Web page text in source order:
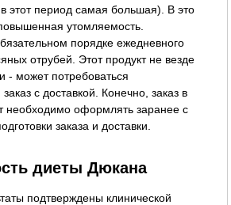
в этот период самая большая). В это
утомляемость.
порядке ежедневного
отрубей. Этот продукт не везде
- может потребоваться
с доставкой. Конечно, заказ в
необходимо оформлять заранее с
заказа и доставки.
диеты Дюкана
подтверждены клинической